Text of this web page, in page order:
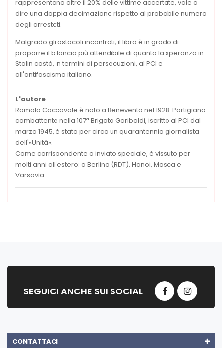
rappresentano oltre il 20% delle vittime accertate, vale a
dire una doppia decimazione rispetto al probabile numero
degli arrestati.
Malgrado gli ostacoli incontrati, il libro è in grado di
proporre il bilancio più attendibile di quanto la speranza in
Stalin costò, in termini di persecuzioni, al PCI e
all'antifascismo italiano.
L'autore
Romolo Caccavale è nato a Benevento nel 1928. Partigiano
combattente nella 107ª Brigata Garibaldi, iscritto al PCI dal
marzo 1945, è stato per circa un quarantennio giornalista
dell'«Unità».
Come corrispondente o inviato speciale, è vissuto per
molti anni all'estero: a Berlino (RDT), Hanoi, Mosca e
Varsavia.
SEGUICI ANCHE SUI SOCIAL
CONTATTACI